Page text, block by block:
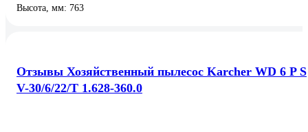
Высота, мм: 763
Отзывы Хозяйственный пылесос Karcher WD 6 P S
V-30/6/22/T 1.628-360.0